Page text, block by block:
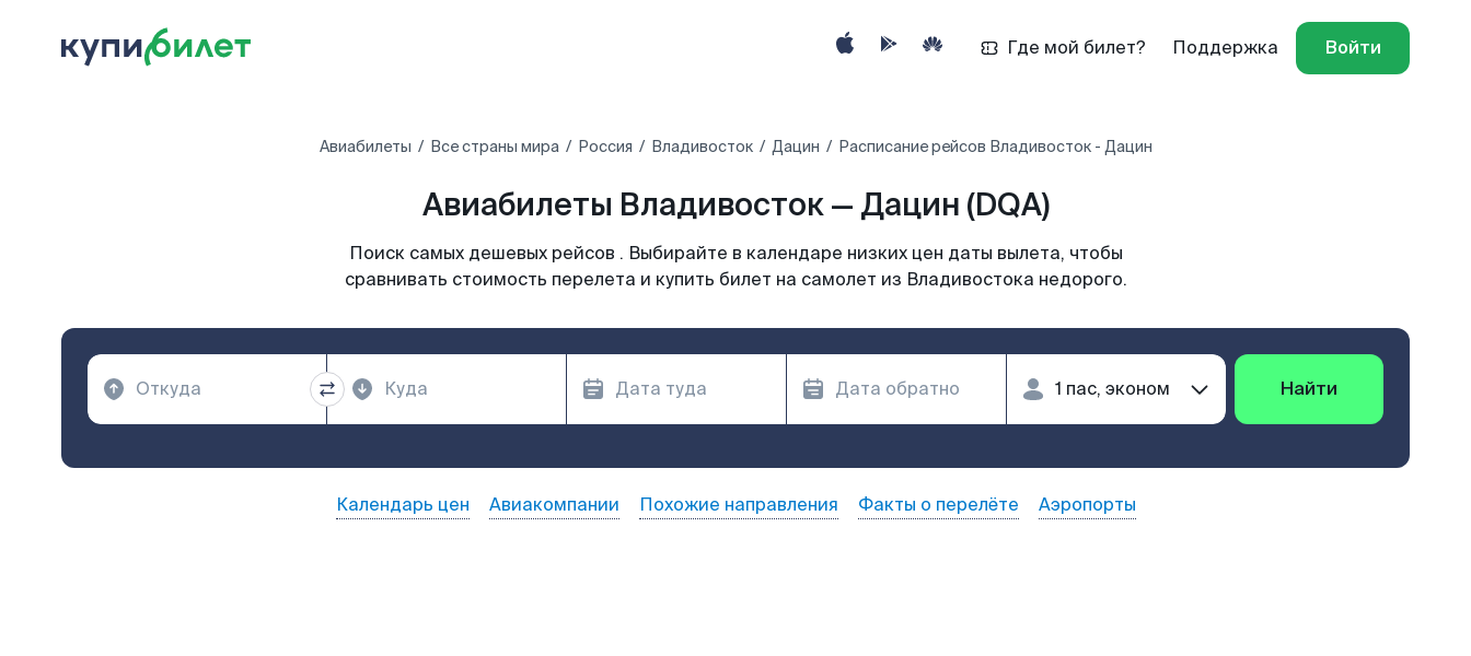
Где мой билет? Поддержка Войти
Авиабилеты Все страны мира Россия Владивосток Дацин Расписание рейсов Владивосток - Дацин
Авиабилеты Владивосток — Дацин (DQA)
Поиск самых дешевых рейсов . Выбирайте в календаре низких цен даты вылета, чтобы
сравнивать стоимость перелета и купить билет на самолет из Владивостока недорого.
Найти
Календарь цен Авиакомпании Похожие направления Факты о перелёте Аэропорты